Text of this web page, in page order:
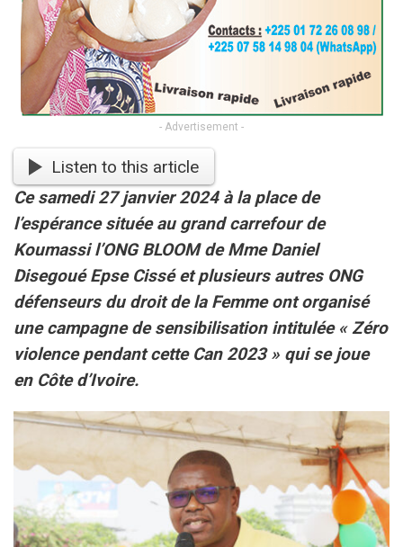
- Advertisement -
Listen to this article
Ce samedi 27 janvier 2024 à la place de
l’espérance située au grand carrefour de
Koumassi l’ONG BLOOM de Mme Daniel
Disegoué Epse Cissé et plusieurs autres ONG
défenseurs du droit de la Femme ont organisé
une campagne de sensibilisation intitulée « Zéro
violence pendant cette Can 2023 » qui se joue
en Côte d’Ivoire.